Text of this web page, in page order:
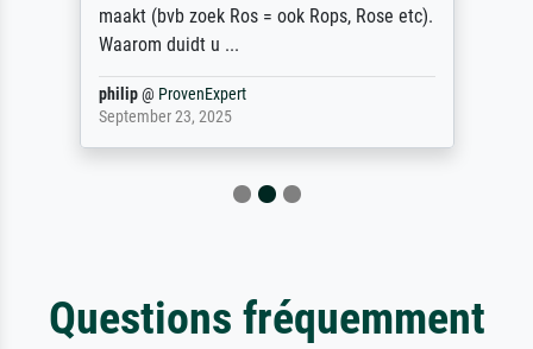
maakt (bvb zoek Ros = ook Rops, Rose etc).
Waarom duidt u ...
philip@ ProvenExpert
September 23, 2025
Questions fréquemment